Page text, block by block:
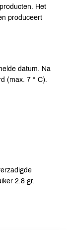
Het
produceert
datum. Na
(max. 7 ° C).
2.8 gr.